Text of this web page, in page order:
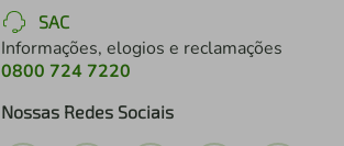
SAC
Informações, elogios e reclamações
0800 724 7220
Nossas Redes Sociais